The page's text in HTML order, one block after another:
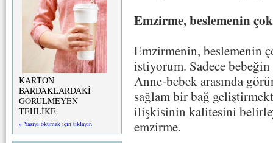
KARTON
BARDAKLARDAKİ
GÖRÜLMEYEN
TEHLİKE
» Yazıyı okumak için tıklayın
Emzirme, beslemenin
Emzirmenin, beslemenin
istiyorum. Sadece
Anne-bebek arasında
sağlam bir bağ
ilişkisinin kalitesini
emzirme.